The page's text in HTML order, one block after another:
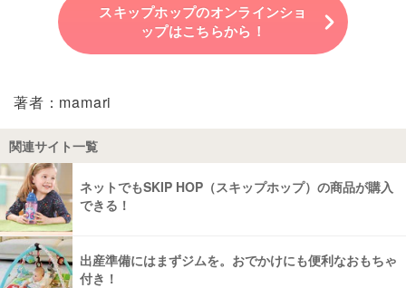
スキップホップのオンラインショ
ップはこちらから！
著者：mamari
関連サイト一覧
ネットでもSKIP HOP（スキップホップ）の商品が購入
できる！
出産準備にはまずジムを。おでかけにも便利なおもちゃ
付き！